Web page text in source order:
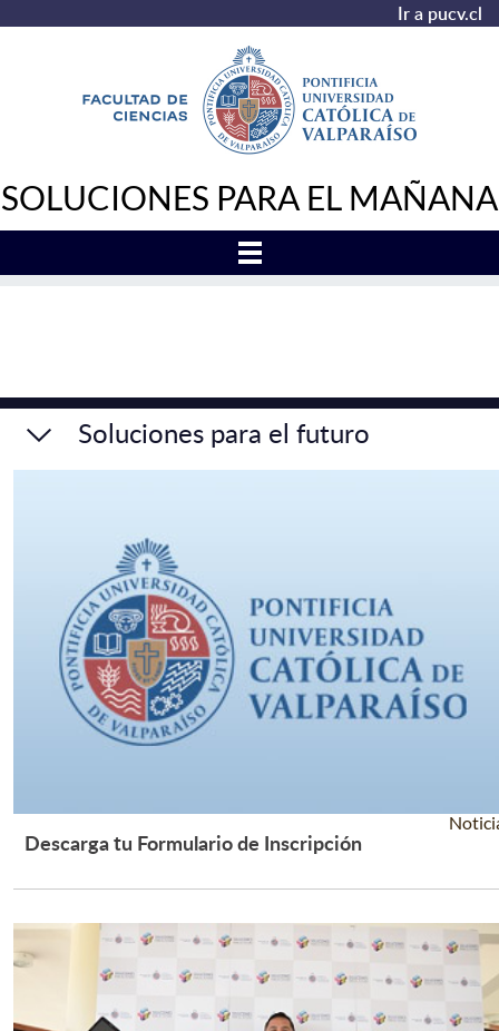
Ir a pucv.cl
SOLUCIONES PARA EL MAÑANA
Soluciones para el futuro
Descarga tu Formulario de Inscripción